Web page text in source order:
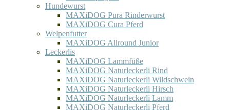
Hundewurst
MAXiDOG Pura Rinderwurst
MAXiDOG Cura Pferd
Welpenfutter
MAXiDOG Allround Junior
Leckerlis
MAXiDOG Lammfüße
MAXiDOG Naturleckerli Rind
MAXiDOG Naturleckerli Wildschwein
MAXiDOG Naturleckerli Hirsch
MAXiDOG Naturleckerli Lamm
MAXiDOG Naturleckerli Pferd